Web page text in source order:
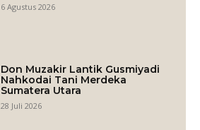
6 Agustus 2026
Don Muzakir Lantik Gusmiyadi
Nahkodai Tani Merdeka
Sumatera Utara
28 Juli 2026